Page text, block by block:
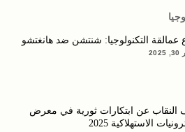
عمالقة التكنولوجيا: شنتشن ضد هانغتشو
عن ابتكارات ثورية في معرض
الاستهلاكية 2025